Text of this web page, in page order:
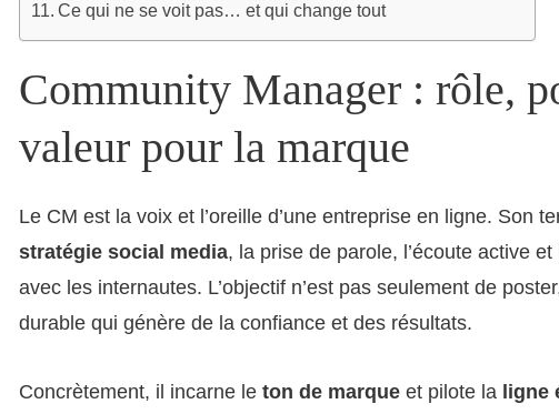
Ce qui ne se voit pas… et qui change tout
Community Manager : rôle,
valeur pour la marque
Le CM est la voix et l’oreille d’une entreprise en ligne. Son
stratégie social media, la prise de parole, l’écoute active
avec les internautes. L’objectif n’est pas seulement de
durable qui génère de la confiance et des résultats.
Concrètement, il incarne le ton de marque et pilote la ligne